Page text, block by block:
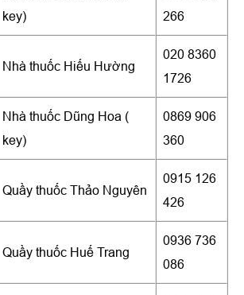
key)
266
Nhà thuốc Hiếu Hường
020 8360
1726
Nhà thuốc Dũng Hoa (
key)
0869 906
360
Quầy thuốc Thảo Nguyên
0915 126
426
Quầy thuốc Huế Trang
0936 736
086